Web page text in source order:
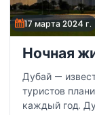
17 марта 2024 г.
Ночная
Дубай —
туристов
каждый год.